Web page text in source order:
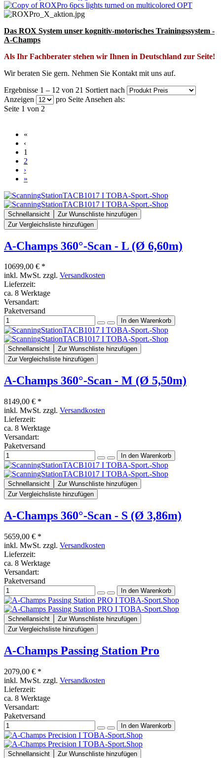
Das ROX System unser kognitiv-motorisches Trainingssystem -
A-Champs
Als Ihr Fachberater stehen wir Ihnen in Deutschland zur Seite!
Wir beraten Sie gern. Nehmen Sie Kontakt mit uns auf.
Ergebnisse 1 – 12 von 21 Sortiert nach
Anzeigen
pro Seite Ansehen als:
Seite 1 von 2
«
‹
1
2
›
»
Schnellansicht
Zur Wunschliste hinzufügen
Zur Vergleichsliste hinzufügen
A-Champs 360°-Scan - L (Ø 6,60m)
10699,00 € *
inkl. MwSt. zzgl. Versandkosten
Lieferzeit:
ca. 8 Werktage
Versandart:
Paketversand
Schnellansicht
Zur Wunschliste hinzufügen
Zur Vergleichsliste hinzufügen
A-Champs 360°-Scan - M (Ø 5,50m)
8149,00 € *
inkl. MwSt. zzgl. Versandkosten
Lieferzeit:
ca. 8 Werktage
Versandart:
Paketversand
Schnellansicht
Zur Wunschliste hinzufügen
Zur Vergleichsliste hinzufügen
A-Champs 360°-Scan - S (Ø 3,86m)
5659,00 € *
inkl. MwSt. zzgl. Versandkosten
Lieferzeit:
ca. 8 Werktage
Versandart:
Paketversand
Schnellansicht
Zur Wunschliste hinzufügen
Zur Vergleichsliste hinzufügen
A-Champs Passing Station Pro
2079,00 € *
inkl. MwSt. zzgl. Versandkosten
Lieferzeit:
ca. 8 Werktage
Versandart:
Paketversand
Schnellansicht
Zur Wunschliste hinzufügen